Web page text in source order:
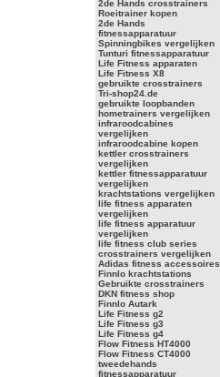
2de Hands crosstrainers
Roeitrainer kopen
2de Hands
fitnessapparatuur
Spinningbikes vergelijken
Tunturi fitnessapparatuur
Life Fitness apparaten
Life Fitness X8
gebruikte crosstrainers
Tri-shop24.de
gebruikte loopbanden
hometrainers vergelijken
infraroodcabines
vergelijken
infraroodcabine kopen
kettler crosstrainers
vergelijken
kettler fitnessapparatuur
vergelijken
krachtstations vergelijken
life fitness apparaten
vergelijken
life fitness apparatuur
vergelijken
life fitness club series
crosstrainers vergelijken
Adidas fitness accessoires
Finnlo krachtstations
Gebruikte crosstrainers
DKN fitness shop
Finnlo Autark
Life Fitness g2
Life Fitness g3
Life Fitness g4
Flow Fitness HT4000
Flow Fitness CT4000
tweedehands
fitnessapparatuur